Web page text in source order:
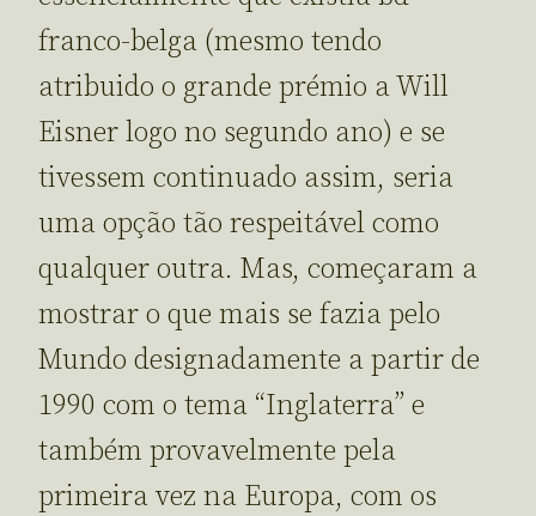
franco-belga (mesmo tendo
atribuido o grande prémio a Will
Eisner logo no segundo ano) e se
tivessem continuado assim, seria
uma opção tão respeitável como
qualquer outra. Mas, começaram a
mostrar o que mais se fazia pelo
Mundo designadamente a partir de
1990 com o tema “Inglaterra” e
também provavelmente pela
primeira vez na Europa, com os